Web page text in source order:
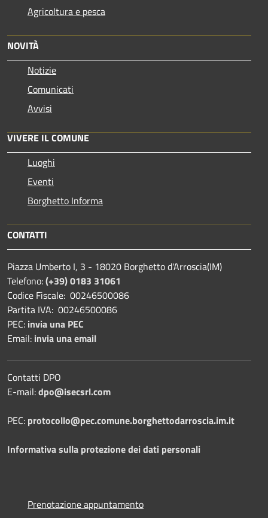
Agricoltura e pesca
NOVITÀ
Notizie
Comunicati
Avvisi
VIVERE IL COMUNE
Luoghi
Eventi
Borghetto Informa
CONTATTI
Piazza Umberto I, 3 - 18020 Borghetto d'Arroscia(IM)
Telefono:(+39) 0183 31061
Codice Fiscale: 00246500086
Partita IVA: 00246500086
PEC: invia una PEC
Email: invia una email
Contatti DPO
E-mail:dpo@isecsrl.com
PEC: protocollo@pec.comune.borghettodarroscia.im.it
Informativa sulla protezione dei dati personali
Prenotazione appuntamento